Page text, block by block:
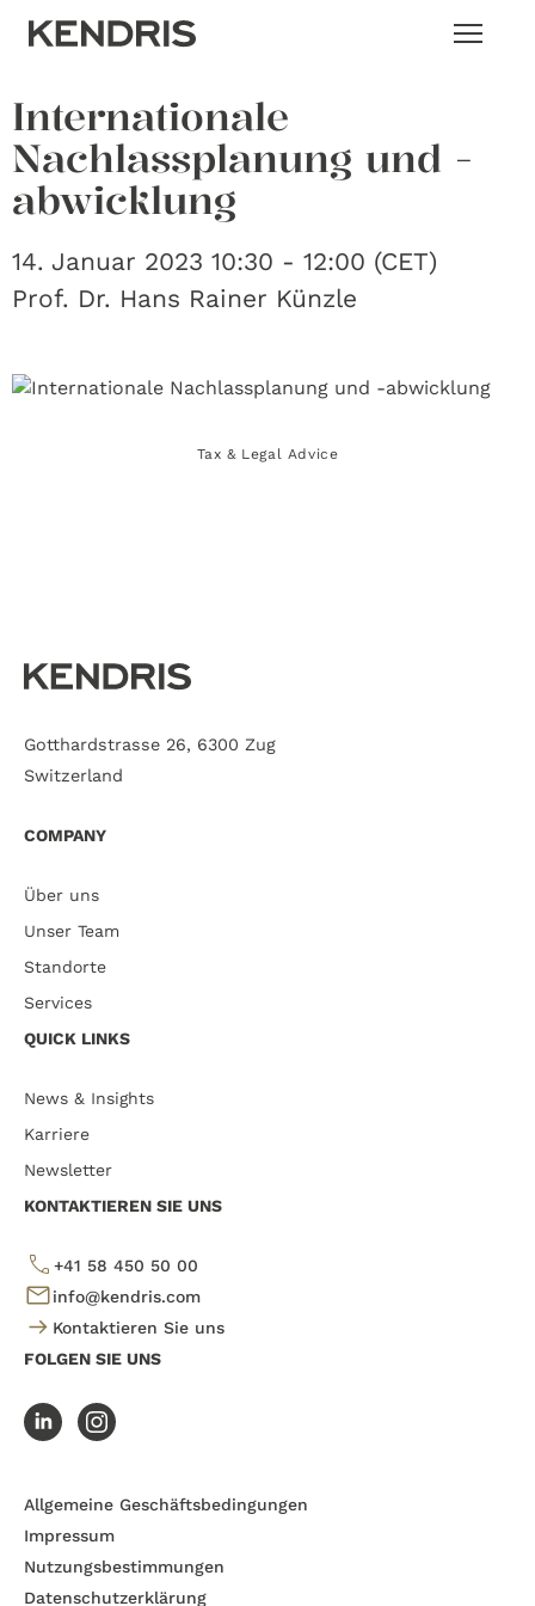
Internationale
Nachlassplanung und -
abwicklung
14. Januar 2023 10:30 - 12:00 (CET)
Prof. Dr. Hans Rainer Künzle
Tax & Legal Advice
Gotthardstrasse 26, 6300 Zug
Switzerland
COMPANY
Über uns
Unser Team
Standorte
Services
QUICK LINKS
News & Insights
Karriere
Newsletter
KONTAKTIEREN SIE UNS
+41 58 450 50 00
info@kendris.com
Kontaktieren Sie uns
FOLGEN SIE UNS
Allgemeine Geschäftsbedingungen
Impressum
Nutzungsbestimmungen
Datenschutzerklärung